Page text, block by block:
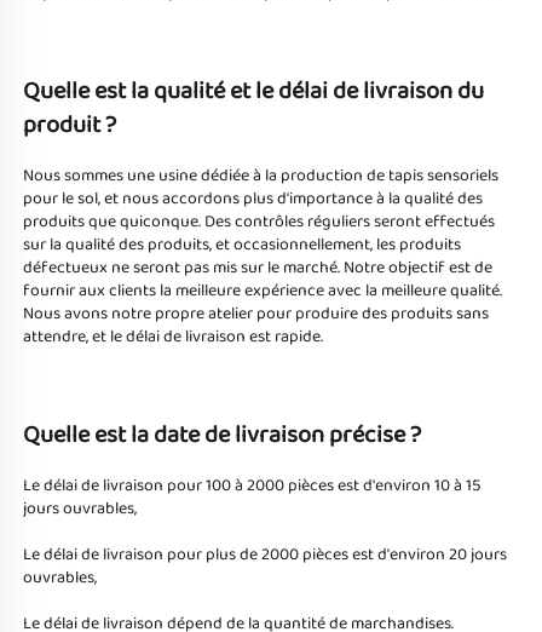
Quelle est la qualité et le délai de livraison du
produit ?
Nous sommes une usine dédiée à la production de tapis sensoriels
pour le sol, et nous accordons plus d'importance à la qualité des
produits que quiconque. Des contrôles réguliers seront effectués
sur la qualité des produits, et occasionnellement, les produits
défectueux ne seront pas mis sur le marché. Notre objectif est de
fournir aux clients la meilleure expérience avec la meilleure qualité.
Nous avons notre propre atelier pour produire des produits sans
attendre, et le délai de livraison est rapide.
Quelle est la date de livraison précise ?
Le délai de livraison pour 100 à 2000 pièces est d'environ 10 à 15
jours ouvrables,
Le délai de livraison pour plus de 2000 pièces est d'environ 20 jours
ouvrables,
Le délai de livraison dépend de la quantité de marchandises.